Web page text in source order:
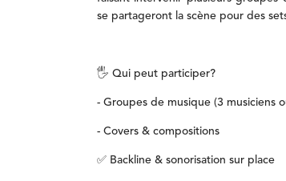
se partageront la scène pour des
🖐️ Qui peut participer?
- Groupes de musique (3 musiciens
- Covers & compositions
✅ Backline & sonorisation sur place